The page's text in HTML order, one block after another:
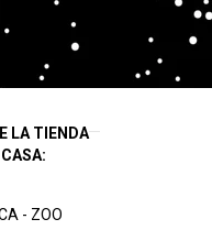
LA TIENDA
- ZOO